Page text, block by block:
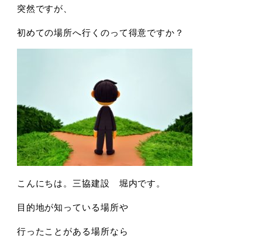
突然ですが、
初めての場所へ行くのって得意ですか？
こんにちは。三協建設 堀内です。
目的地が知っている場所や
行ったことがある場所なら